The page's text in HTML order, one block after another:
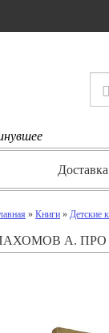
» Книги » Детские
А. ПРО